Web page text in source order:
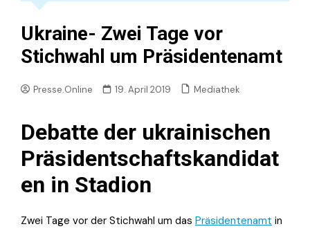
Ukraine- Zwei Tage vor
Stichwahl um Präsidentenamt
Presse.Online 19. April 2019 Mediathek
Debatte der ukrainischen
Präsidentschaftskandidat
en in Stadion
Zwei Tage vor der Stichwahl um das Präsidentenamt in